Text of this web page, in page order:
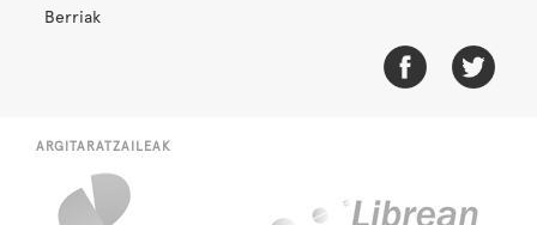
Berriak
ARGITARATZAILEAK